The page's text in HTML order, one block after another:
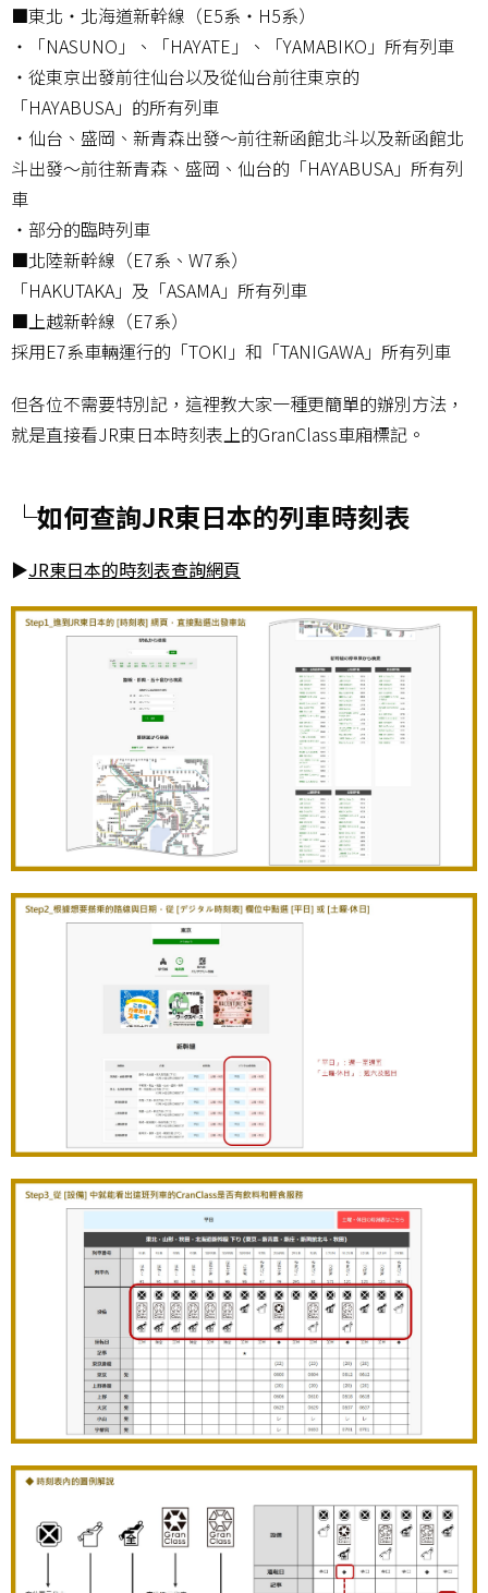
■東北・北海道新幹線（E5系・H5系）
・「NASUNO」、「HAYATE」、「YAMABIKO」所有列車
・從東京出發前往仙台以及從仙台前往東京的
「HAYABUSA」的所有列車
・仙台、盛岡、新青森出發〜前往新函館北斗以及新函館北
斗出發〜前往新青森、盛岡、仙台的「HAYABUSA」所有列
車
・部分的臨時列車
■北陸新幹線（E7系、W7系）
「HAKUTAKA」及「ASAMA」所有列車
■上越新幹線（E7系）
採用E7系車輛運行的「TOKI」和「TANIGAWA」所有列車
但各位不需要特別記，這裡教大家一種更簡單的辦別方法，
就是直接看JR東日本時刻表上的GranClass車廂標記。
└如何查詢JR東日本的列車時刻表
▶JR東日本的時刻表查詢網頁